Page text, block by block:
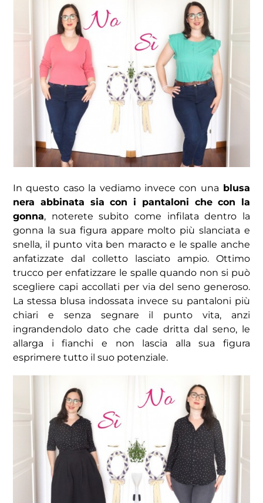
In questo caso la vediamo invece con una blusa
nera abbinata sia con i pantaloni che con la
gonna, noterete subito come infilata dentro la
gonna la sua figura appare molto più slanciata e
snella, il punto vita ben maracto e le spalle anche
anfatizzate dal colletto lasciato ampio. Ottimo
trucco per enfatizzare le spalle quando non si può
scegliere capi accollati per via del seno generoso.
La stessa blusa indossata invece su pantaloni più
chiari e senza segnare il punto vita, anzi
ingrandendolo dato che cade dritta dal seno, le
allarga i fianchi e non lascia alla sua figura
esprimere tutto il suo potenziale.